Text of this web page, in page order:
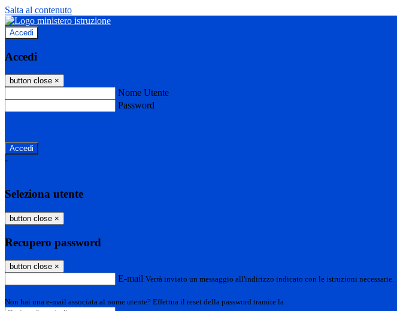
Salta al contenuto
Accedi
Accedi
button close ×
Nome Utente
Password
-
Seleziona utente
button close ×
Recupero password
button close ×
E-mail Verrà inviato un messaggio all'indirizzo indicato con le istruzioni necessarie.
Non hai una e-mail associata al nome utente? Effettua il reset della password tramite la